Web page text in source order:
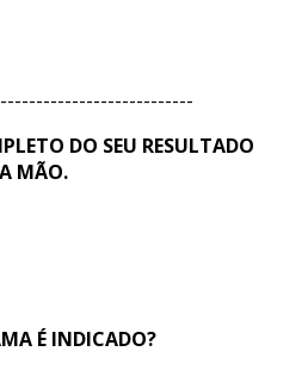
DO SEU RESULTADO
MÃO.
É INDICADO?